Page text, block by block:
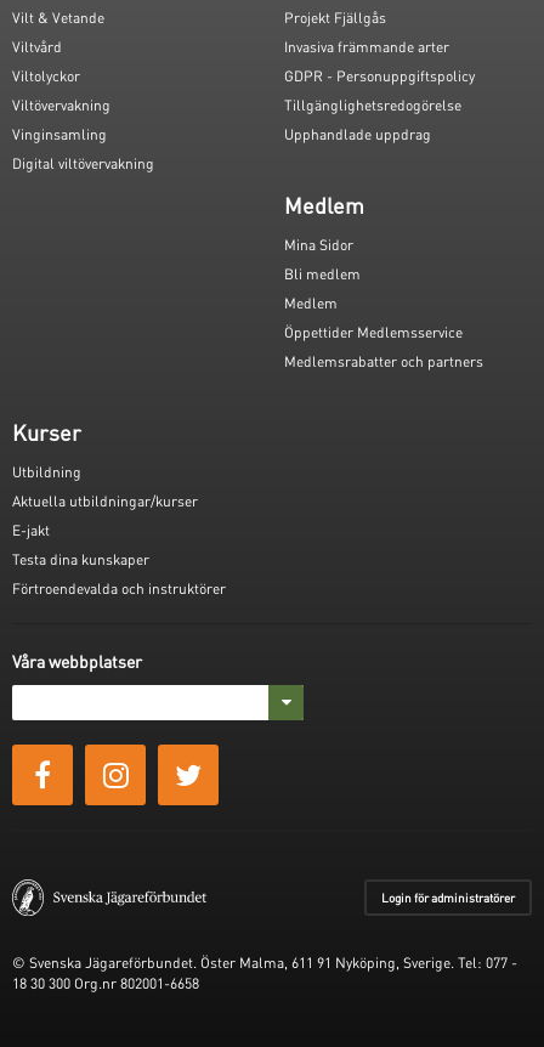
Vilt & Vetande
Viltvård
Viltolyckor
Viltövervakning
Vinginsamling
Digital viltövervakning
Projekt Fjällgås
Invasiva främmande arter
GDPR - Personuppgiftspolicy
Tillgänglighetsredogörelse
Upphandlade uppdrag
Medlem
Mina Sidor
Bli medlem
Medlem
Öppettider Medlemsservice
Medlemsrabatter och partners
Kurser
Utbildning
Aktuella utbildningar/kurser
E-jakt
Testa dina kunskaper
Förtroendevalda och instruktörer
Våra webbplatser
Login för administratörer
© Svenska Jägareförbundet. Öster Malma, 611 91 Nyköping, Sverige. Tel: 077 -
18 30 300 Org.nr 802001-6658